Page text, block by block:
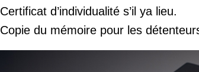
Certificat d’individualité s’il ya lieu.
Copie du mémoire pour les